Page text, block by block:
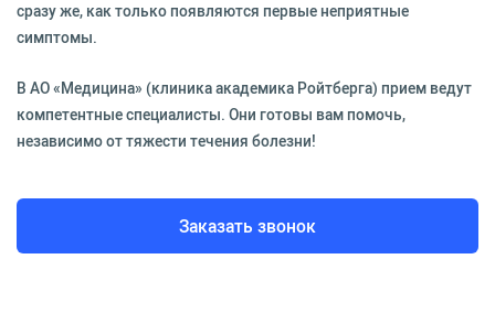
сразу же, как только появляются первые неприятные
симптомы.
В АО «Медицина» (клиника академика Ройтберга) прием ведут
компетентные специалисты. Они готовы вам помочь,
независимо от тяжести течения болезни!
Заказать звонок